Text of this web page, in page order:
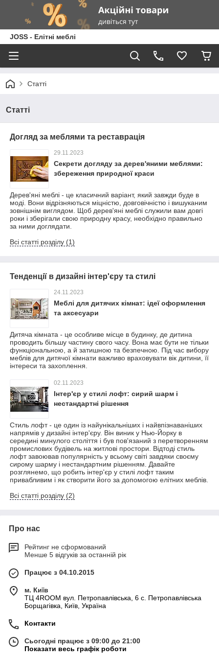
JOSS - Елітні меблі
Статті
Статті
Догляд за меблями та реставрація
29.11.2023
Секрети догляду за дерев'яними меблями:
збереження природної краси
Дерев'яні меблі - це класичний варіант, який завжди буде в
моді. Вони відрізняються міцністю, довговічністю і вишуканим
зовнішнім виглядом. Щоб дерев'яні меблі служили вам довгі
роки і зберігали свою природну красу, необхідно правильно
за ними доглядати.
Всі статті розділу (1)
Тенденції в дизайні інтер'єру та стилі
24.11.2023
Меблі для дитячих кімнат: ідеї оформлення
та аксесуари
Дитяча кімната - це особливе місце в будинку, де дитина
проводить більшу частину свого часу. Вона має бути не тільки
функціональною, а й затишною та безпечною. Під час вибору
меблів для дитячої кімнати важливо враховувати вік дитини, її
інтереси та захоплення.
02.11.2023
Інтер'єр у стилі лофт: сирий шарм і
нестандартні рішення
Стиль лофт - це один із найунікальніших і найвпізнаваніших
напрямів у дизайні інтер'єру. Він виник у Нью-Йорку в
середині минулого століття і був пов'язаний з перетворенням
промислових будівель на житлові простори. Відтоді стиль
лофт завоював популярність у всьому світі завдяки своєму
сирому шарму і нестандартним рішенням. Давайте
розглянемо, що робить інтер'єр у стилі лофт таким
привабливим і як створити його за допомогою елітних меблів.
Всі статті розділу (2)
Про нас
Рейтинг не сформований
Менше 5 відгуків за останній рік
Працює з 04.10.2015
м. Київ
ТЦ 4ROOM вул. Петропавлівська, 6 с. Петропавлівська
Борщагівка, Київ, Україна
Контакти
Сьогодні працює з 09:00 до 21:00
Показати весь графік роботи